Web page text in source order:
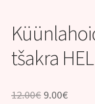
tšakra
12.00€ Algne
9.00€